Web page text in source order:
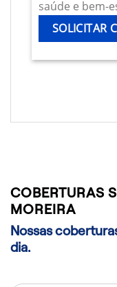
saúde e bem-
SOLICITAR
COBERTURAS
MOREIRA
Nossas
dia.